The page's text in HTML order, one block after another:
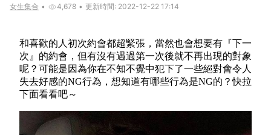
女生集合 • 4,678 • 更新時間: 2022-12-22 17:14
和喜歡的人初次約會都超緊張，當然也會想要有『下一
次』的約會，但有沒有遇過第一次後就不再出現的對象
呢？可能是因為你在不知不覺中犯下了一些絕對會令人
失去好感的NG行為，想知道有哪些行為是NG的？快拉
下面看看吧～